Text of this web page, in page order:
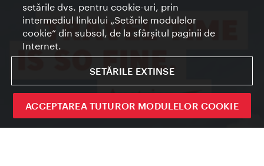
setările dvs. pentru cookie-uri, prin
intermediul linkului „Setările modulelor
cookie“ din subsol, de la sfârşitul paginii de
Internet.
SETĂRILE EXTINSE
ACCEPTAREA TUTUROR MODULELOR COOKIE